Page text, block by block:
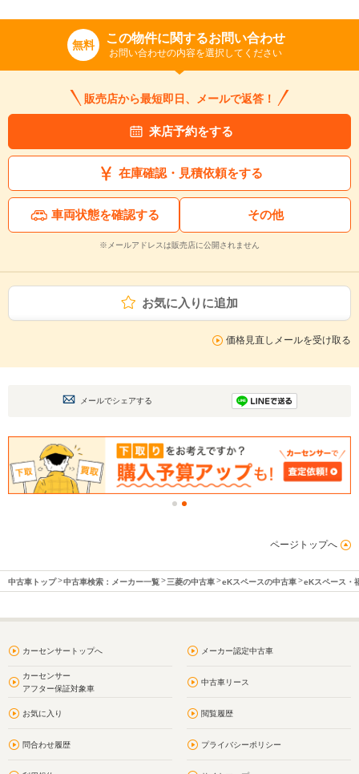
無料 この物件に関するお問い合わせ
お問い合わせの内容を選択してください
販売店から最短即日、メールで返答！
来店予約をする
在庫確認・見積依頼をする
車両状態を確認する その他
※メールアドレスは販売店に公開されません
お気に入りに追加
価格見直しメールを受け取る
メールでシェアする
ページトップへ
中古車トップ 中古車検索：メーカー一覧 三菱の中古車 eKスペースの中古車 eKスペース・
カーセンサートップへ メーカー認定中古車
カーセンサー
アフター保証対象車
中古車リース
お気に入り 閲覧履歴
問合わせ履歴 プライバシーポリシー